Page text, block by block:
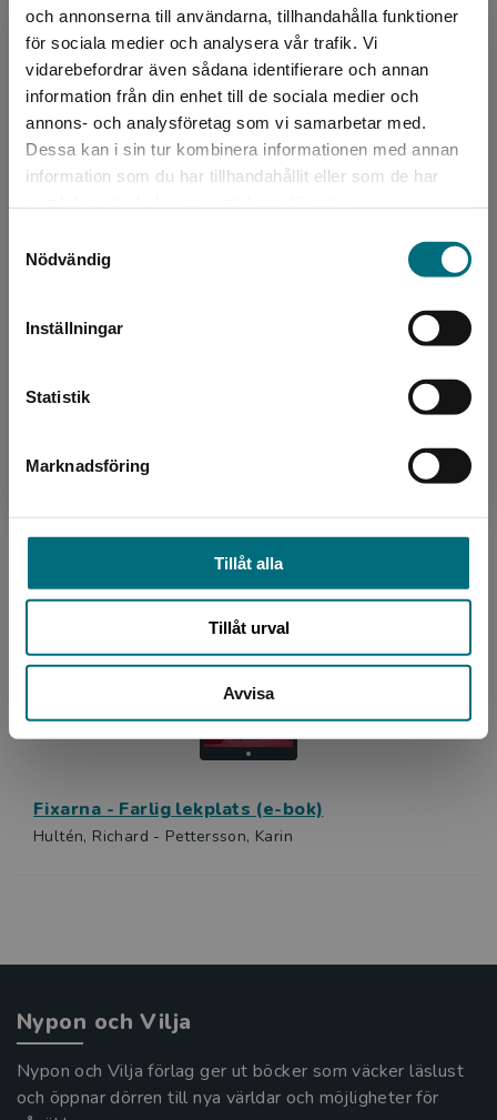
och annonserna till användarna, tillhandahålla funktioner
för sociala medier och analysera vår trafik. Vi
vidarebefordrar även sådana identifierare och annan
information från din enhet till de sociala medier och
annons- och analysföretag som vi samarbetar med.
Dessa kan i sin tur kombinera informationen med annan
information som du har tillhandahållit eller som de har
Nödvändig
Inställningar
Statistik
Marknadsföring
Tillåt alla
Tillåt urval
Avvisa
Begränsad fraktregion
Det verkar som att du besöker
nyponochviljaforlag.se via en enhet utanför
Sverige. För att kunna slutföra ett köp måste
121 krinkl. moms
Hultén, Richard - Pettersson, Karin
Fixarna - Farlig lekplats (e-bok)
Hultén, Richard - Pettersson, Karin
Nypon och Vilja
Nypon och Vilja förlag ger ut böcker som väcker läslust
och öppnar dörren till nya världar och möjligheter för